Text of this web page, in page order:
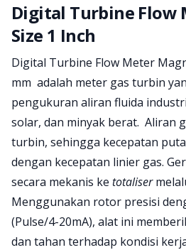
Digital Turbine Flow
Size 1 Inch
Product information
Digital Turbine Flow Meter
mm adalah meter gas turbin
pengukuran aliran fluida
solar, dan minyak berat. Aliran
turbin, sehingga kecepatan
dengan kecepatan linier gas.
secara mekanis ke totaliser
Menggunakan rotor presisi
(Pulse/4-20mA), alat ini
dan tahan terhadap kondisi